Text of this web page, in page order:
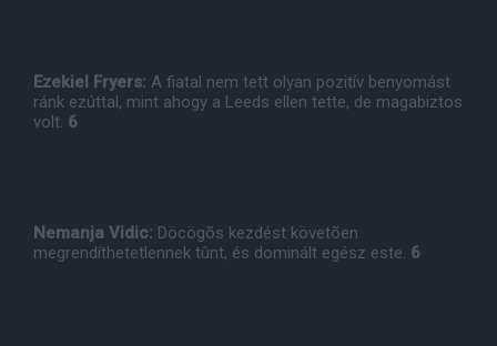
Ezekiel Fryers: A fiatal nem tett olyan pozitív benyomást
ránk ezúttal, mint ahogy a Leeds ellen tette, de magabiztos
volt. 6
Nemanja Vidic: Döcögõs kezdést követõen
megrendíthetetlennek tûnt, és dominált egész este. 6